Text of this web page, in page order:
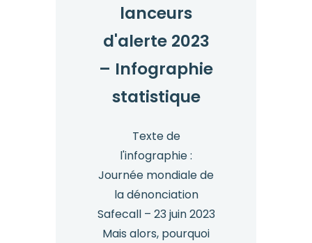
lanceurs
d'alerte 2023
– Infographie
statistique
Texte de
l'infographie :
Journée mondiale de
la dénonciation
Safecall – 23 juin 2023
Mais alors, pourquoi